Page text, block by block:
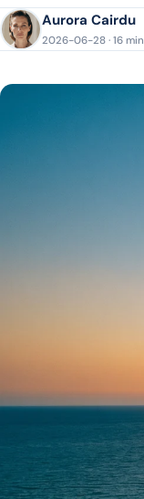
Aurora Cairdu
2026-06-28 · 16 min